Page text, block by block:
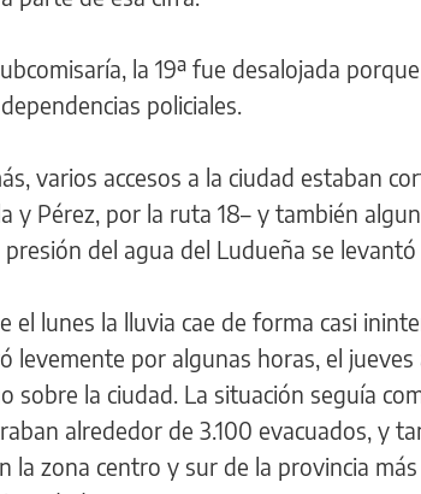
la 19ª fue desalojada
policiales.
varios accesos a la ciudad estaban
y Pérez, por la ruta 18– y también
presión del agua del Ludueña se
el lunes la lluvia cae de forma casi
levemente por algunas horas, el
sobre la ciudad. La situación seguía
alrededor de 3.100 evacuados, y
la zona centro y sur de la provincia